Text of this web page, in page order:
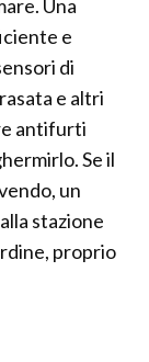
Una
e
di
e altri
antifurti
Se il
un
stazione
proprio